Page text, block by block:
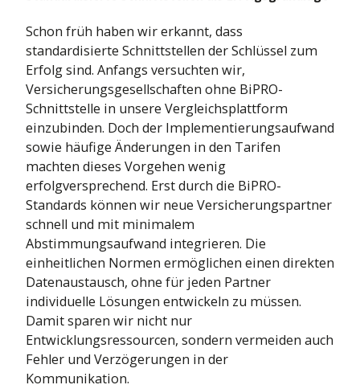
Schon früh haben wir erkannt, dass
standardisierte Schnittstellen der Schlüssel zum
Erfolg sind. Anfangs versuchten wir,
Versicherungsgesellschaften ohne BiPRO-
Schnittstelle in unsere Vergleichsplattform
einzubinden. Doch der Implementierungsaufwand
sowie häufige Änderungen in den Tarifen
machten dieses Vorgehen wenig
erfolgversprechend. Erst durch die BiPRO-
Standards können wir neue Versicherungspartner
schnell und mit minimalem
Abstimmungsaufwand integrieren. Die
einheitlichen Normen ermöglichen einen direkten
Datenaustausch, ohne für jeden Partner
individuelle Lösungen entwickeln zu müssen.
Damit sparen wir nicht nur
Entwicklungsressourcen, sondern vermeiden auch
Fehler und Verzögerungen in der
Kommunikation.